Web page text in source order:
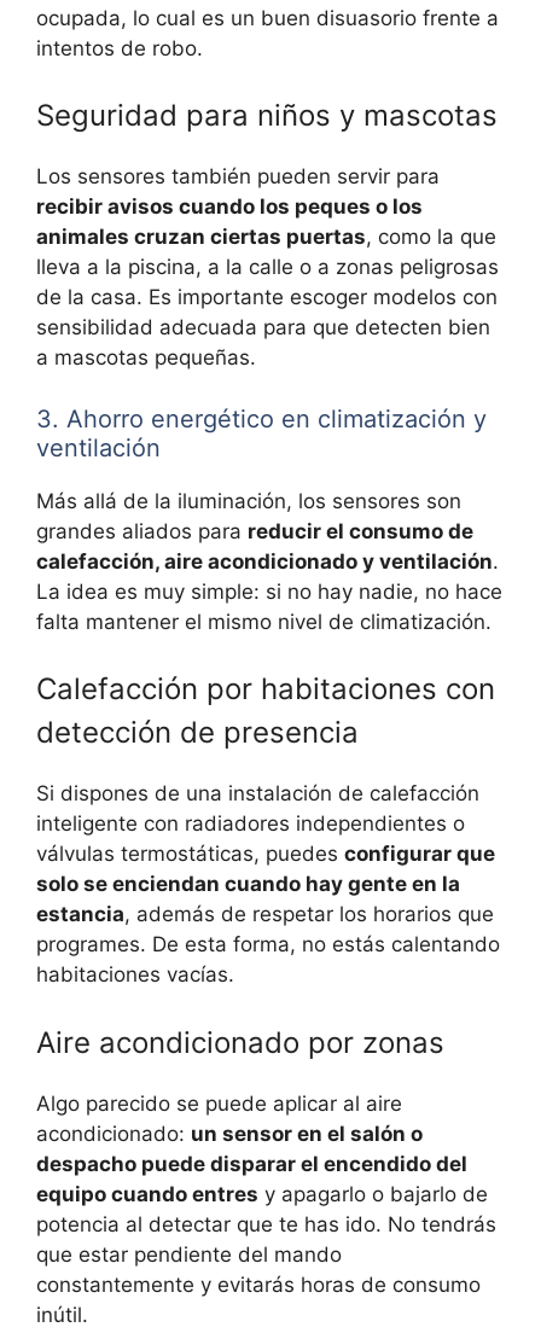
ocupada, lo cual es un buen disuasorio frente a
intentos de robo.
Seguridad para niños y mascotas
Los sensores también pueden servir para
recibir avisos cuando los peques o los
animales cruzan ciertas puertas, como la que
lleva a la piscina, a la calle o a zonas peligrosas
de la casa. Es importante escoger modelos con
sensibilidad adecuada para que detecten bien
a mascotas pequeñas.
3. Ahorro energético en climatización y
ventilación
Más allá de la iluminación, los sensores son
grandes aliados para reducir el consumo de
calefacción, aire acondicionado y ventilación.
La idea es muy simple: si no hay nadie, no hace
falta mantener el mismo nivel de climatización.
Calefacción por habitaciones con
detección de presencia
Si dispones de una instalación de calefacción
inteligente con radiadores independientes o
válvulas termostáticas, puedes configurar que
solo se enciendan cuando hay gente en la
estancia, además de respetar los horarios que
programes. De esta forma, no estás calentando
habitaciones vacías.
Aire acondicionado por zonas
Algo parecido se puede aplicar al aire
acondicionado: un sensor en el salón o
despacho puede disparar el encendido del
equipo cuando entres y apagarlo o bajarlo de
potencia al detectar que te has ido. No tendrás
que estar pendiente del mando
constantemente y evitarás horas de consumo
inútil.